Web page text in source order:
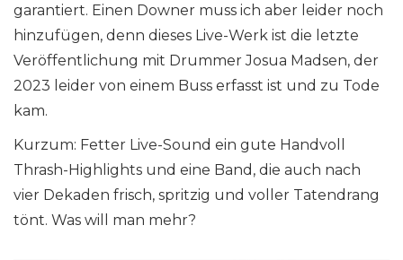
garantiert. Einen Downer muss ich aber leider noch
hinzufügen, denn dieses Live-Werk ist die letzte
Veröffentlichung mit Drummer Josua Madsen, der
2023 leider von einem Buss erfasst ist und zu Tode
kam.
Kurzum: Fetter Live-Sound ein gute Handvoll
Thrash-Highlights und eine Band, die auch nach
vier Dekaden frisch, spritzig und voller Tatendrang
tönt. Was will man mehr?